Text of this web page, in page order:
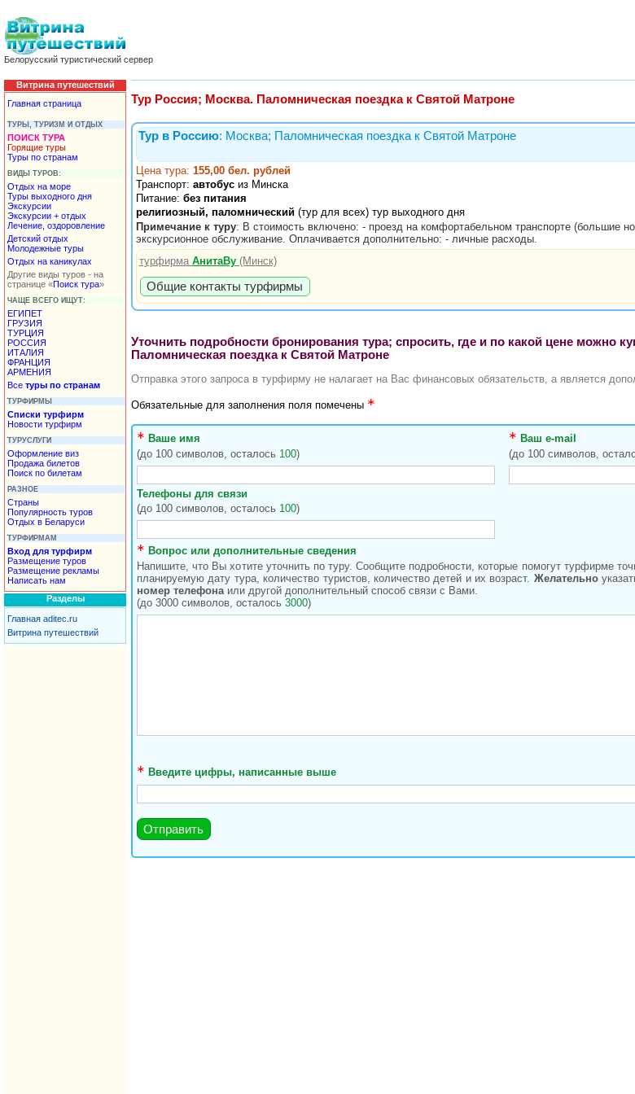
Белорусский туристический сервер
Витрина путешествий
Главная страница
ТУРЫ, ТУРИЗМ И ОТДЫХ
ПОИСК ТУРА
Горящие туры
Туры по странам
ВИДЫ ТУРОВ:
Отдых на море
Туры выходного дня
Экскурсии
Экскурсии + отдых
Лечение, оздоровление
Детский отдых
Молодежные туры
Отдых на каникулах
Другие виды туров - на
странице «Поиск тура»
ЧАЩЕ ВСЕГО ИЩУТ:
ЕГИПЕТ
ГРУЗИЯ
ТУРЦИЯ
РОССИЯ
ИТАЛИЯ
ФРАНЦИЯ
АРМЕНИЯ
Все туры по странам
ТУРФИРМЫ
Списки турфирм
Новости турфирм
ТУРУСЛУГИ
Оформление виз
Продажа билетов
Поиск по билетам
РАЗНОЕ
Страны
Популярность туров
Отдых в Беларуси
ТУРФИРМАМ
Вход для турфирм
Размещение туров
Размещение рекламы
Написать нам
Разделы
Главная aditec.ru
Витрина путешествий
Тур Россия; Москва. Паломническая поездка к Святой Матроне
Тур в Россию: Москва; Паломническая поездка к Святой Матроне
Цена тура: 155,00 бел. рублей
Транспорт: автобус из Минска
Питание: без питания
религиозный, паломнический (тур для всех) тур выходного дня
Примечание к туру: В стоимость включено: - проезд на комфортабельном транспорте (большие
экскурсионное обслуживание. Оплачивается дополнительно: - личные расходы.
турфирма АнитаВу(Минск)
Общие контакты турфирмы
Уточнить подробности бронирования тура; спросить, где и по какой цене можно
Паломническая поездка к Святой Матроне
Отправка этого запроса в турфирму не налагает на Вас финансовых обязательств, а является
Обязательные для заполнения поля помечены
Ваше имя
(до 100 символов, осталось 100)
Ваш e-mail
(до 100 символов,
Телефоны для связи
(до 100 символов, осталось 100)
Вопрос или дополнительные сведения
Напишите, что Вы хотите уточнить по туру. Сообщите подробности, которые помогут турфирме
планируемую дату тура, количество туристов, количество детей и их возраст. Желательно
номер телефона или другой дополнительный способ связи с Вами.
(до 3000 символов, осталось 3000)
Введите цифры, написанные выше